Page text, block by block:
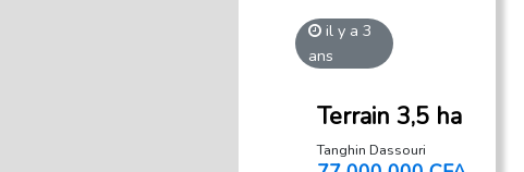
il y a 3
ans
Terrain 3,5 ha
Tanghin Dassouri